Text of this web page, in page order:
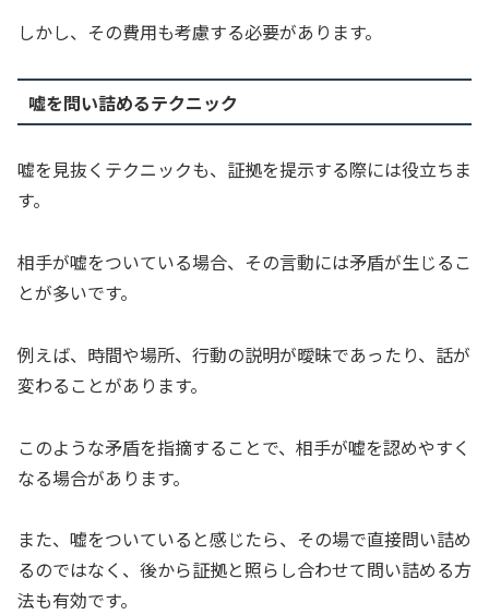
しかし、その費用も考慮する必要があります。
嘘を問い詰めるテクニック
嘘を見抜くテクニックも、証拠を提示する際には役立ちま
す。
相手が嘘をついている場合、その言動には矛盾が生じるこ
とが多いです。
例えば、時間や場所、行動の説明が曖昧であったり、話が
変わることがあります。
このような矛盾を指摘することで、相手が嘘を認めやすく
なる場合があります。
また、嘘をついていると感じたら、その場で直接問い詰め
るのではなく、後から証拠と照らし合わせて問い詰める方
法も有効です。